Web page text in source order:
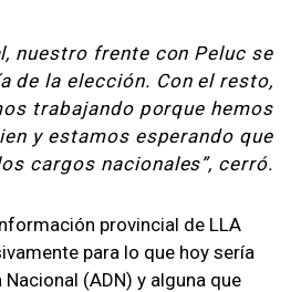
nuestro frente con Peluc se
de la elección. Con el resto,
trabajando porque hemos
y estamos esperando que
cargos nacionales”, cerró.
provincial de LLA
para lo que hoy sería
(ADN) y alguna que